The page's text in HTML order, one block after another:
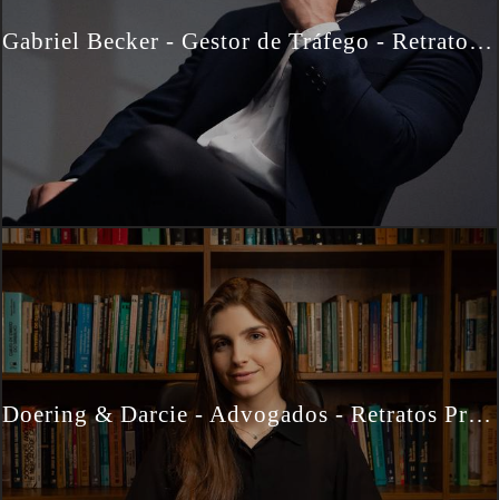
Gabriel Becker - Gestor de Tráfego - Retratos Profissionais
Doering & Darcie - Advogados - Retratos Profissionais